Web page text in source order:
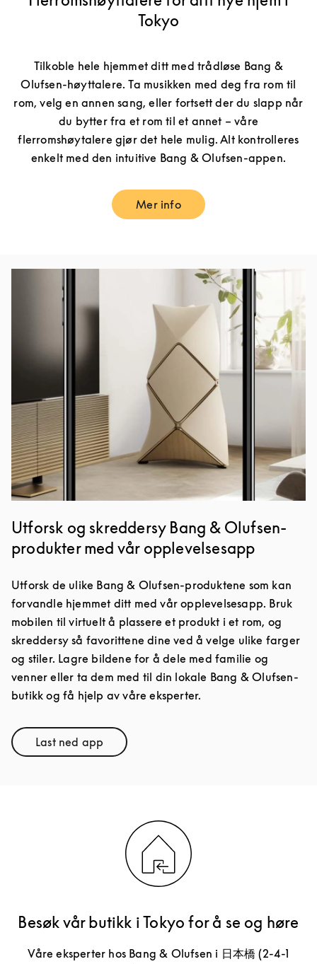
Tokyo
Tilkoble hele hjemmet ditt med trådløse Bang &
Olufsen-høyttalere. Ta musikken med deg fra rom til
rom, velg en annen sang, eller fortsett der du slapp når
du bytter fra et rom til et annet – våre
flerromshøytalere gjør det hele mulig. Alt kontrolleres
enkelt med den intuitive Bang & Olufsen-appen.
Mer infoLink Opens in New Tab
Utforsk og skreddersy Bang & Olufsen-
produkter med vår opplevelsesapp
Utforsk de ulike Bang & Olufsen-produktene som kan
forvandle hjemmet ditt med vår opplevelsesapp. Bruk
mobilen til virtuelt å plassere et produkt i et rom, og
skreddersy så favorittene dine ved å velge ulike farger
og stiler. Lagre bildene for å dele med familie og
venner eller ta dem med til din lokale Bang & Olufsen-
butikk og få hjelp av våre eksperter.
Last ned appLink Opens in New Tab
Besøk vår butikk i Tokyo for å se og høre
Våre eksperter hos Bang & Olufsen i 日本橋 (2-4-1